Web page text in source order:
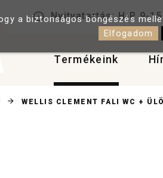
Nyitvatartás: H-P 9-15
Termékeink
WELLIS CLEMENT FALI WC +
a biztonságos böngészés
Elfogadom